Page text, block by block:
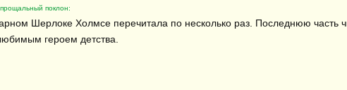
поклон:
Шерлоке Холмсе перечитала по несколько раз. Последнюю часть
героем детства.